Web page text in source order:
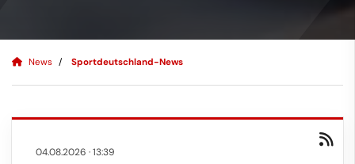
News Sportdeutschland-News
04.08.2026 ·13:39